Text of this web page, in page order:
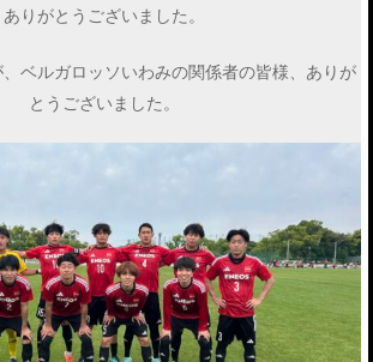
ありがとうございました。
ベルガロッソいわみの関係者の皆様、ありが
とうございました。